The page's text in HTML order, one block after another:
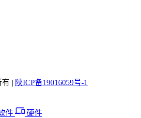
有 | 陕ICP备19016059号-1
件 硬件